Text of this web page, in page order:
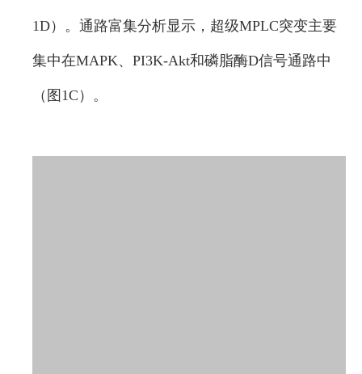
1D）。通路富集分析显示，超级MPLC突变主要
集中在MAPK、PI3K-Akt和磷脂酶D信号通路中
（图1C）。